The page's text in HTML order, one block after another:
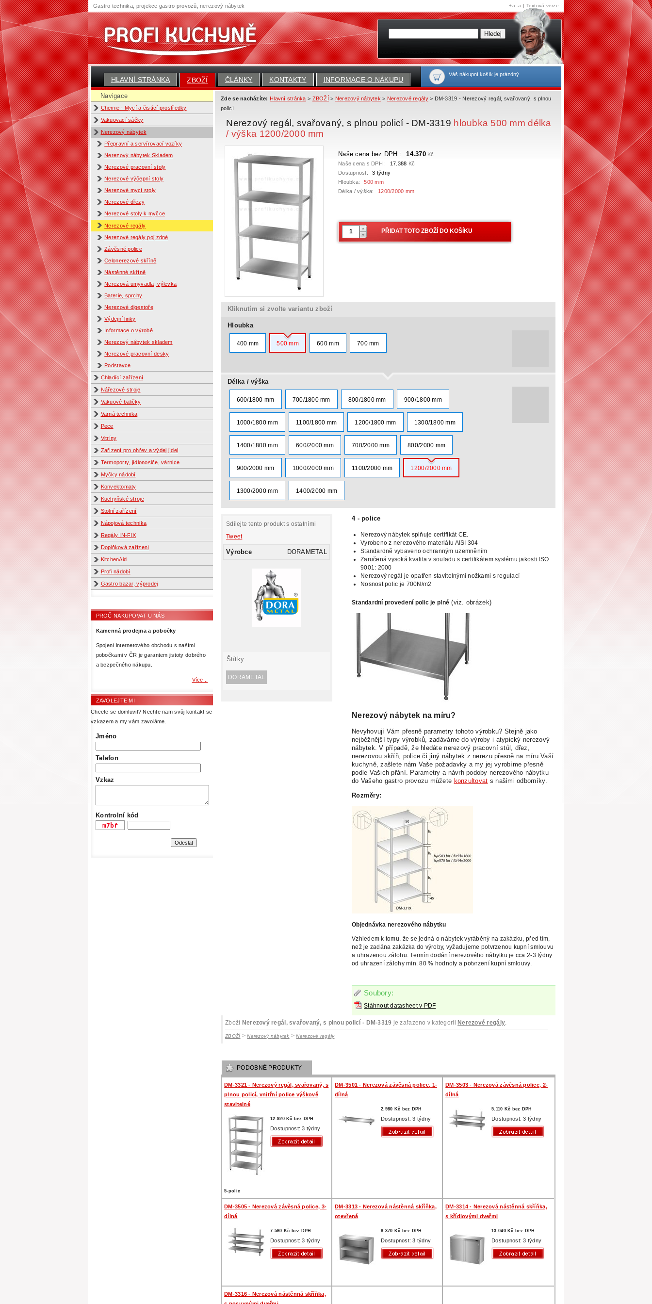
HLAVNÍ STRÁNKA ZBOŽÍ ČLÁNKY KONTAKTY INFORMACE O NÁKUPU
Váš nákupní košík je prázdný
Navigace
Chemie - Mycí a čistící prostředky
Vakuovací sáčky
Nerezový nábytek
Přepravní a servírovací vozíky
Nerezový nábytek Skladem
Nerezové pracovní stoly
Nerezové výčepní stoly
Nerezové mycí stoly
Nerezové dřezy
Nerezové stoly k myčce
Nerezové regály
Nerezové regály pojízdné
Závěsné police
Celonerezové skříně
Nástěnné skříně
Nerezová umyvadla, výlevka
Baterie, sprchy
Nerezové digestoře
Výdejní linky
Informace o výrobě
Nerezový nábytek skladem
Nerezové pracovní desky
Podstavce
Chladící zařízení
Nářezové stroje
Vakuové baličky
Varná technika
Pece
Vitríny
Zařízení pro ohřev a výdej jídel
Termoporty, jídlonosiče, várnice
Myčky nádobí
Konvektomaty
Kuchyňské stroje
Stolní zařízení
Nápojová technika
Regály IN-FIX
Doplňková zařízení
KitchenAid
Profi nádobí
Gastro bazar, výprodej
PROČ NAKUPOVAT U NÁS
Kamenná prodejna a pobočky
Spojení internetového obchodu s našími
pobočkami v ČR je garantem jistoty dobrého
a bezpečného nákupu.
Více...
ZAVOLEJTE MI
Chcete se domluvit? Nechte nam svůj kontakt se
vzkazem a my vám zavoláme.
Jméno
Telefon
Vzkaz
Kontrolní kód
Zde se nacházíte: Hlavní stránka > ZBOŽÍ > Nerezový nábytek > Nerezové regály> DM-3319 - Nerezový regál, svařovaný, s plnou
policí
Nerezový regál, svařovaný, s plnou policí - DM-3319 hloubka 500 mm délka
/ výška 1200/2000 mm
Naše cena bez DPH : 14.370Kč
Naše cena s DPH :
17.388 Kč
Dostupnost:
3 týdny
Hloubka:
500 mm
Délka / výška:
1200/2000 mm
Kliknutím si zvolte variantu zboží
Hloubka
400 mm 500 mm 600 mm 700 mm
Délka / výška
600/1800 mm 700/1800 mm 800/1800 mm 900/1800 mm
1000/1800 mm 1100/1800 mm 1200/1800 mm 1300/1800 mm
1400/1800 mm 600/2000 mm 700/2000 mm 800/2000 mm
900/2000 mm 1000/2000 mm 1100/2000 mm 1200/2000 mm
1300/2000 mm 1400/2000 mm
Sdílejte tento produkt s ostatními
Tweet
Výrobce DORAMETAL
Štítky
DORAMETAL
4 - police
Nerezový nábytek splňuje certifikát CE.
Vyrobeno z nerezového materiálu AISI 304
Standardně vybaveno ochranným uzemněním
Zaručená vysoká kvalita v souladu s certifikátem systému jakosti ISO
9001: 2000
Nerezový regál je opatřen stavitelnými nožkami s regulací
Nosnost polic je 700N/m2
Standardní provedení polic je plné (viz. obrázek)
Nerezový nábytek na míru?
Nevyhovují Vám přesně parametry tohoto výrobku? Stejně jako
nejběžnější typy výrobků, zadáváme do výroby i atypický nerezový
nábytek. V případě, že hledáte nerezový pracovní stůl, dřez,
nerezovou skříň, police či jiný nábytek z nerezupřesně na míru Vaší
kuchyně, zašlete nám Vaše požadavky a my jej vyrobíme přesně
podle Vašich přání. Parametry a návrh podoby nerezového nábytku
do Vašeho gastro provozu můžete konzultovat s našimi odborníky.
Rozměry:
Objednávka nerezového nábytku
Vzhledem k tomu, že se jedná o nábytek vyráběný na zakázku, před tím,
než je zadána zakázka do výroby, vyžadujeme potvrzenou kupní smlouvu
a uhrazenou zálohu. Termín dodání nerezového nábytku je cca 2-3 týdny
od uhrazení zálohy min. 80 % hodnoty a potvrzení kupní smlouvy.
Soubory:
Stáhnout datasheet v PDF
Zboží Nerezový regál, svařovaný, s plnou policí - DM-3319 je zařazeno v kategoriiNerezové regály.
ZBOŽÍ>Nerezový nábytek >Nerezové regály
PODOBNÉ PRODUKTY
DM-3321 - Nerezový regál, svařovaný, s
plnou policí, vnitřní police výškově
stavitelné
12.920 Kč bez DPH
Dostupnost: 3 týdny
5-polic
DM-3501 - Nerezová závěsná police, 1-
dílná
2.980 Kč bez DPH
Dostupnost: 3 týdny
DM-3503 - Nerezová závěsná police, 2-
dílná
5.110 Kč bez DPH
Dostupnost: 3 týdny
DM-3505 - Nerezová závěsná police, 3-
dílná
7.560 Kč bez DPH
Dostupnost: 3 týdny
DM-3313 - Nerezová nástěnná skříňka,
otevřená
8.370 Kč bez DPH
Dostupnost: 3 týdny
DM-3314 - Nerezová nástěnná skříňka,
s křídlovými dveřmi
13.040 Kč bez DPH
Dostupnost: 3 týdny
DM-3316 - Nerezová nástěnná skříňka,
Gastro technika, projekce gastro provozů, nerezový nábytek +a -a | Textová verze